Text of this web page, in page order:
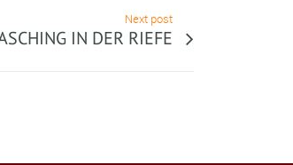
Next post
IN DER RIEFE